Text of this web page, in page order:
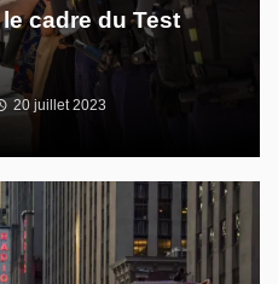
cadre du Test
20 juillet 2023